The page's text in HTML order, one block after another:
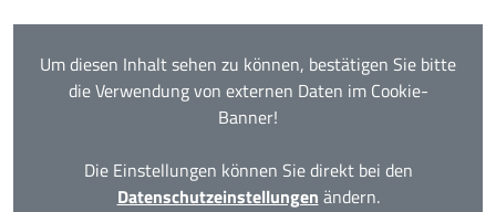
Um diesen Inhalt sehen zu können, bestätigen Sie bitte
die Verwendung von externen Daten im Cookie-
Banner!
Die Einstellungen können Sie direkt bei den
Datenschutzeinstellungen ändern.